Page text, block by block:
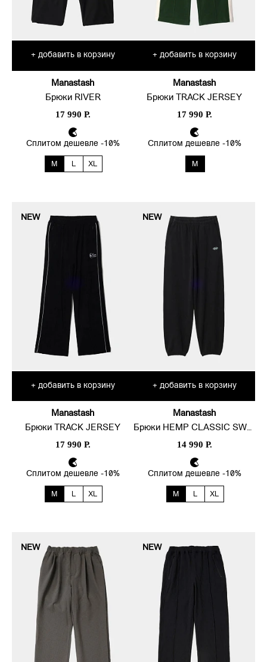
+ добавить в корзину
Manastash
Брюки RIVER
17 990 Р.
Сплитом дешевле -10%
M L XL
+ добавить в корзину
Manastash
Брюки TRACK JERSEY
17 990 Р.
Сплитом дешевле -10%
M
NEW
+ добавить в корзину
Manastash
Брюки TRACK JERSEY
17 990 Р.
Сплитом дешевле -10%
M L XL
NEW
+ добавить в корзину
Manastash
Брюки HEMP CLASSIC SWEAT
14 990 Р.
Сплитом дешевле -10%
M L XL
NEW NEW